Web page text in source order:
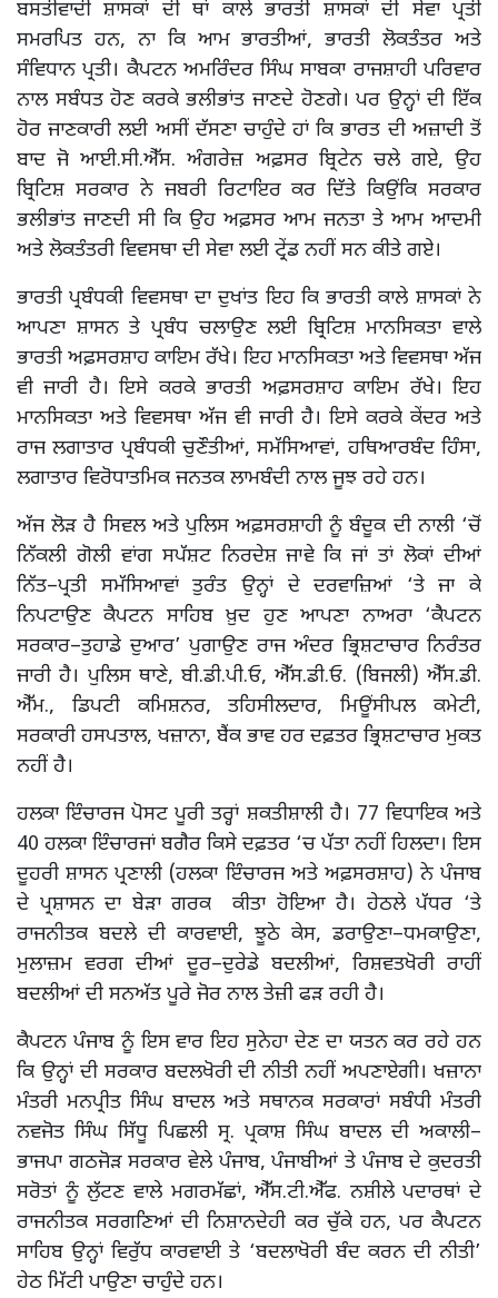
ਬਸਤੀਵਾਦੀ ਸ਼ਾਸਕਾਂ ਦੀ ਥਾਂ ਕਾਲੇ ਭਾਰਤੀ ਸ਼ਾਸਕਾਂ ਦੀ ਸੇਵਾ ਪ੍ਰਤੀ
ਸਮਰਪਿਤ ਹਨ, ਨਾ ਕਿ ਆਮ ਭਾਰਤੀਆਂ, ਭਾਰਤੀ ਲੋਕਤੰਤਰ ਅਤੇ
ਸੰਵਿਧਾਨ ਪ੍ਰਤੀ। ਕੈਪਟਨ ਅਮਰਿੰਦਰ ਸਿੰਘ ਸਾਬਕਾ ਰਾਜਸ਼ਾਹੀ ਪਰਿਵਾਰ
ਨਾਲ ਸਬੰਧਤ ਹੋਣ ਕਰਕੇ ਭਲੀਭਾਂਤ ਜਾਣਦੇ ਹੋਣਗੇ। ਪਰ ਉਨ੍ਹਾਂ ਦੀ ਇੱਕ
ਹੋਰ ਜਾਣਕਾਰੀ ਲਈ ਅਸੀਂ ਦੱਸਣਾ ਚਾਹੁੰਦੇ ਹਾਂ ਕਿ ਭਾਰਤ ਦੀ ਅਜ਼ਾਦੀ ਤੋਂ
ਬਾਦ ਜੋ ਆਈ.ਸੀ.ਐੱਸ. ਅੰਗਰੇਜ਼ ਅਫ਼ਸਰ ਬ੍ਰਿਟੇਨ ਚਲੇ ਗਏ, ਉਹ
ਬ੍ਰਿਟਿਸ਼ ਸਰਕਾਰ ਨੇ ਜਬਰੀ ਰਿਟਾਇਰ ਕਰ ਦਿੱਤੇ ਕਿਉਂਕਿ ਸਰਕਾਰ
ਭਲੀਭਾਂਤ ਜਾਣਦੀ ਸੀ ਕਿ ਉਹ ਅਫ਼ਸਰ ਆਮ ਜਨਤਾ ਤੇ ਆਮ ਆਦਮੀ
ਅਤੇ ਲੋਕਤੰਤਰੀ ਵਿਵਸਥਾ ਦੀ ਸੇਵਾ ਲਈ ਟ੍ਰੇਂਡ ਨਹੀਂ ਸਨ ਕੀਤੇ ਗਏ।
ਭਾਰਤੀ ਪ੍ਰਬੰਧਕੀ ਵਿਵਸਥਾ ਦਾ ਦੁਖਾਂਤ ਇਹ ਕਿ ਭਾਰਤੀ ਕਾਲੇ ਸ਼ਾਸਕਾਂ ਨੇ
ਆਪਣਾ ਸ਼ਾਸਨ ਤੇ ਪ੍ਰਬੰਧ ਚਲਾਉਣ ਲਈ ਬ੍ਰਿਟਿਸ਼ ਮਾਨਸਿਕਤਾ ਵਾਲੇ
ਭਾਰਤੀ ਅਫ਼ਸਰਸ਼ਾਹ ਕਾਇਮ ਰੱਖੇ। ਇਹ ਮਾਨਸਿਕਤਾ ਅਤੇ ਵਿਵਸਥਾ ਅੱਜ
ਵੀ ਜਾਰੀ ਹੈ। ਇਸੇ ਕਰਕੇ ਭਾਰਤੀ ਅਫ਼ਸਰਸ਼ਾਹ ਕਾਇਮ ਰੱਖੇ। ਇਹ
ਮਾਨਸਿਕਤਾ ਅਤੇ ਵਿਵਸਥਾ ਅੱਜ ਵੀ ਜਾਰੀ ਹੈ। ਇਸੇ ਕਰਕੇ ਕੇਂਦਰ ਅਤੇ
ਰਾਜ ਲਗਾਤਾਰ ਪ੍ਰਬੰਧਕੀ ਚੁਣੌਤੀਆਂ, ਸਮੱਸਿਆਵਾਂ, ਹਥਿਆਰਬੰਦ ਹਿੰਸਾ,
ਲਗਾਤਾਰ ਵਿਰੋਧਾਤਮਿਕ ਜਨਤਕ ਲਾਮਬੰਦੀ ਨਾਲ ਜੂਝ ਰਹੇ ਹਨ।
ਅੱਜ ਲੋੜ ਹੈ ਸਿਵਲ ਅਤੇ ਪੁਲਿਸ ਅਫ਼ਸਰਸ਼ਾਹੀ ਨੂੰ ਬੰਦੂਕ ਦੀ ਨਾਲੀ ‘ਚੋਂ
ਨਿੱਕਲੀ ਗੋਲੀ ਵਾਂਗ ਸਪੱਸ਼ਟ ਨਿਰਦੇਸ਼ ਜਾਵੇ ਕਿ ਜਾਂ ਤਾਂ ਲੋਕਾਂ ਦੀਆਂ
ਨਿੱਤ–ਪ੍ਰਤੀ ਸਮੱਸਿਆਵਾਂ ਤੁਰੰਤ ਉਨ੍ਹਾਂ ਦੇ ਦਰਵਾਜ਼ਿਆਂ ‘ਤੇ ਜਾ ਕੇ
ਨਿਪਟਾਉਣ ਕੈਪਟਨ ਸਾਹਿਬ ਖ਼ੁਦ ਹੁਣ ਆਪਣਾ ਨਾਅਰਾ ‘ਕੈਪਟਨ
ਸਰਕਾਰ–ਤੁਹਾਡੇ ਦੁਆਰ’ ਪੁਗਾਉਣ ਰਾਜ ਅੰਦਰ ਭ੍ਰਿਸ਼ਟਾਚਾਰ ਨਿਰੰਤਰ
ਜਾਰੀ ਹੈ। ਪੁਲਿਸ ਥਾਣੇ, ਬੀ.ਡੀ.ਪੀ.ਓ, ਐੱਸ.ਡੀ.ਓ. (ਬਿਜਲੀ) ਐੱਸ.ਡੀ.
ਐੱਮ., ਡਿਪਟੀ ਕਮਿਸ਼ਨਰ, ਤਹਿਸੀਲਦਾਰ, ਮਿਊਂਸੀਪਲ ਕਮੇਟੀ,
ਸਰਕਾਰੀ ਹਸਪਤਾਲ, ਖਜ਼ਾਨਾ, ਬੈਂਕ ਭਾਵ ਹਰ ਦਫ਼ਤਰ ਭ੍ਰਿਸ਼ਟਾਚਾਰ ਮੁਕਤ
ਨਹੀਂ ਹੈ।
ਹਲਕਾ ਇੰਚਾਰਜ ਪੋਸਟ ਪੂਰੀ ਤਰ੍ਹਾਂ ਸ਼ਕਤੀਸ਼ਾਲੀ ਹੈ। 77 ਵਿਧਾਇਕ ਅਤੇ
40 ਹਲਕਾ ਇੰਚਾਰਜਾਂ ਬਗੈਰ ਕਿਸੇ ਦਫ਼ਤਰ ‘ਚ ਪੱਤਾ ਨਹੀਂ ਹਿਲਦਾ। ਇਸ
ਦੂਹਰੀ ਸ਼ਾਸਨ ਪ੍ਰਣਾਲੀ (ਹਲਕਾ ਇੰਚਾਰਜ ਅਤੇ ਅਫ਼ਸਰਸ਼ਾਹ) ਨੇ ਪੰਜਾਬ
ਦੇ ਪ੍ਰਸ਼ਾਸਨ ਦਾ ਬੇੜਾ ਗਰਕ ਕੀਤਾ ਹੋਇਆ ਹੈ। ਹੇਠਲੇ ਪੱਧਰ ‘ਤੇ
ਰਾਜਨੀਤਕ ਬਦਲੇ ਦੀ ਕਾਰਵਾਈ, ਝੂਠੇ ਕੇਸ, ਡਰਾਉਣਾ–ਧਮਕਾਉਣਾ,
ਮੁਲਾਜ਼ਮ ਵਰਗ ਦੀਆਂ ਦੂਰ–ਦੁਰੇਡੇ ਬਦਲੀਆਂ, ਰਿਸ਼ਵਤਖੋਰੀ ਰਾਹੀਂ
ਬਦਲੀਆਂ ਦੀ ਸਨਅੱਤ ਪੂਰੇ ਜੋਰ ਨਾਲ ਤੇਜ਼ੀ ਫੜ ਰਹੀ ਹੈ।
ਕੈਪਟਨ ਪੰਜਾਬ ਨੂੰ ਇਸ ਵਾਰ ਇਹ ਸੁਨੇਹਾ ਦੇਣ ਦਾ ਯਤਨ ਕਰ ਰਹੇ ਹਨ
ਕਿ ਉਨ੍ਹਾਂ ਦੀ ਸਰਕਾਰ ਬਦਲਖੋਰੀ ਦੀ ਨੀਤੀ ਨਹੀਂ ਅਪਣਾਏਗੀ। ਖਜ਼ਾਨਾ
ਮੰਤਰੀ ਮਨਪ੍ਰੀਤ ਸਿੰਘ ਬਾਦਲ ਅਤੇ ਸਥਾਨਕ ਸਰਕਾਰਾਂ ਸਬੰਧੀ ਮੰਤਰੀ
ਨਵਜੋਤ ਸਿੰਘ ਸਿੱਧੂ ਪਿਛਲੀ ਸ੍ਰ. ਪ੍ਰਕਾਸ਼ ਸਿੰਘ ਬਾਦਲ ਦੀ ਅਕਾਲੀ–
ਭਾਜਪਾ ਗਠਜੋੜ ਸਰਕਾਰ ਵੇਲੇ ਪੰਜਾਬ, ਪੰਜਾਬੀਆਂ ਤੇ ਪੰਜਾਬ ਦੇ ਕੁਦਰਤੀ
ਸਰੋਤਾਂ ਨੂੰ ਲੁੱਟਣ ਵਾਲੇ ਮਗਰਮੱਛਾਂ, ਐੱਸ.ਟੀ.ਐੱਫ. ਨਸ਼ੀਲੇ ਪਦਾਰਥਾਂ ਦੇ
ਰਾਜਨੀਤਕ ਸਰਗਣਿਆਂ ਦੀ ਨਿਸ਼ਾਨਦੇਹੀ ਕਰ ਚੁੱਕੇ ਹਨ, ਪਰ ਕੈਪਟਨ
ਸਾਹਿਬ ਉਨ੍ਹਾਂ ਵਿਰੁੱਧ ਕਾਰਵਾਈ ਤੇ ‘ਬਦਲਾਖੋਰੀ ਬੰਦ ਕਰਨ ਦੀ ਨੀਤੀ’
ਹੇਠ ਮਿੱਟੀ ਪਾਉਣਾ ਚਾਹੁੰਦੇ ਹਨ।